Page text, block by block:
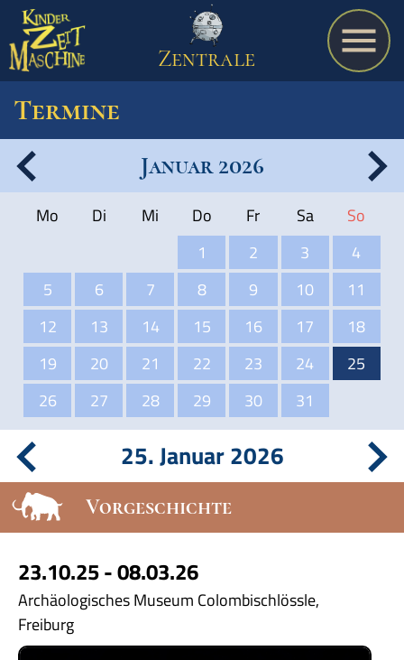
Spiel
Termine
Schulmaterialien
Zentrale
Termine
Januar 2026
Mo Di Mi Do Fr Sa
So
1
2 3
4
5
6 7 8 9 10
11
12
13 14 15 16 17
18
19
20 21 22 23 24
25
26
27 28 29 30 31
25. Januar 2026
Vorgeschichte
23.10.25 - 08.03.26
Archäologisches Museum Colombischlössle,
Freiburg